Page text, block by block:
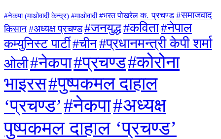
#नेकपा (माओवादी केन्द्र) #माओवादी #भरत पोखरेल क. प्रचण्ड #समाजवाद
किसान#अध्यक्ष प्रचण्ड#जनयुद्ध#कविता#नेपाल
कम्युनिस्ट पार्टी#चीन#प्रधानमन्त्री केपी शर्मा
ओली#नेकपा#प्रचण्ड#कोरोना
भाइरस#पुष्पकमल दाहाल
‘प्रचण्ड’#नेकपा#अध्यक्ष
पुष्पकमल दाहाल ‘प्रचण्ड’